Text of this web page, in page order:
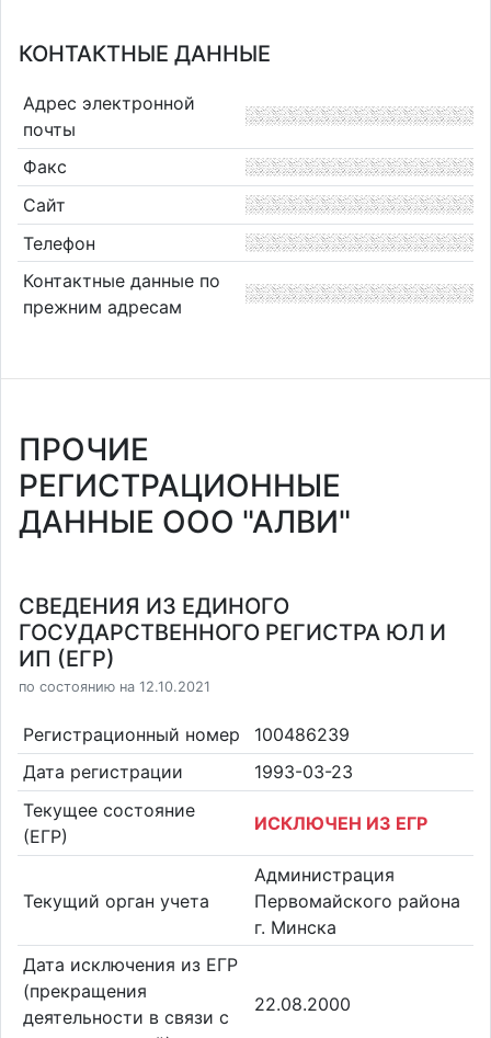
КОНТАКТНЫЕ ДАННЫЕ
Адрес электронной
почты
Факс
Сайт
Телефон
Контактные данные по
прежним адресам
ПРОЧИЕ
РЕГИСТРАЦИОННЫЕ
ДАННЫЕ ООО "АЛВИ"
СВЕДЕНИЯ ИЗ ЕДИНОГО
ГОСУДАРСТВЕННОГО РЕГИСТРА ЮЛ И
ИП (ЕГР)
по состоянию на 12.10.2021
Регистрационный номер
100486239
Дата регистрации
1993-03-23
Текущее состояние
(ЕГР)
ИСКЛЮЧЕН ИЗ ЕГР
Текущий орган учета
Администрация
Первомайского района
г. Минска
Дата исключения из ЕГР
(прекращения
деятельности в связи с
22.08.2000